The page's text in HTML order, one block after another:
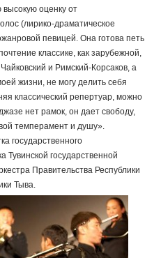
высокую оценку от
(лирико-драматическое
певицей. Она готова петь
классике, как зарубежной,
и Римский-Корсаков, а
жизни, не могу делить себя
классический репертуар, можно
нет рамок, он дает свободу,
темперамент и душу».
государственного
Тувинской государственной
Правительства Республики
Тыва.